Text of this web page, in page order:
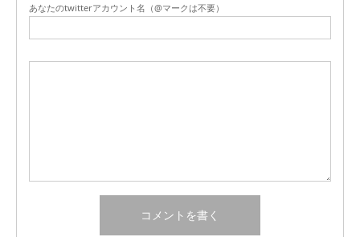
あなたのtwitterアカウント名（@マークは不要）